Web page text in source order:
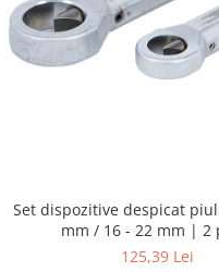
Set dispozitive despicat
mm / 16 - 22 mm | 2
125,39 Lei